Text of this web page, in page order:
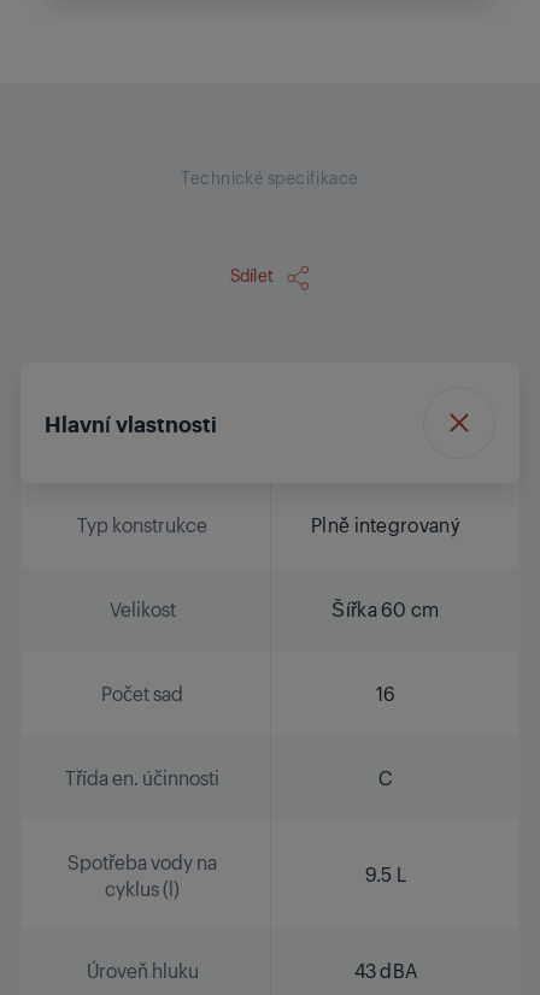
Technické specifikace
Sdílet
Hlavní vlastnosti
Typ konstrukce Plně integrovaný
Velikost Šířka 60 cm
Počet sad 16
Třída en. účinnosti C
Spotřeba vody na
cyklus (l)
9.5 L
Úroveň hluku 43 dBA